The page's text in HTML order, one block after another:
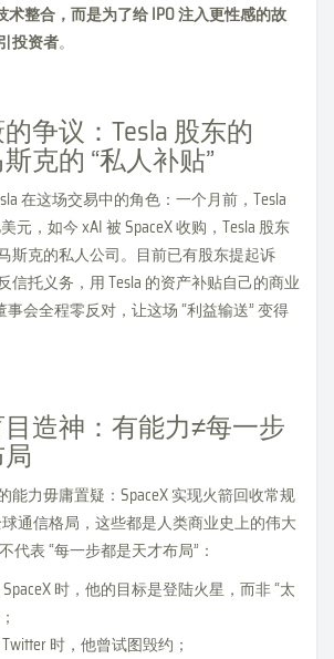
术整合，而是为了给 IPO 注入更性感的故
投资者。
争议：Tesla 股东的
克的 “私人补贴”
在这场交易中的角色：一个月前，Tesla
元，如今 xAI 被 SpaceX 收购，Tesla 股东
斯克的私人公司。目前已有股东提起诉
信托义务，用 Tesla 的资产补贴自己的商业
会全程零反对，让这场 “利益输送” 变得
造神：有能力≠每一步
能力毋庸置疑：SpaceX 实现火箭回收常规
通信格局，这些都是人类商业史上的伟大
代表 “每一步都是天才布局”：
时，他的目标是登陆火星，而非 “太
时，他曾试图毁约；